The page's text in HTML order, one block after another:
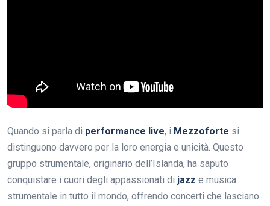
Quando si parla di performance live, i Mezzoforte si
distinguono davvero per la loro energia e unicità. Questo
gruppo strumentale, originario dell’Islanda, ha saputo
conquistare i cuori degli appassionati di jazz e musica
strumentale in tutto il mondo, offrendo concerti che lasciano